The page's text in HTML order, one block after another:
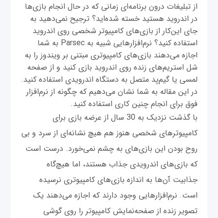
از تبلیغات درون برنامه‌ای زمانی که در حال انجام بازی‌ها
در اندروید هستید خسته شده‌اید؟ ترجیح نمی‌دهید به
جای این‌کار از بازی‌های کامپیوتر شخصی روی اندروید
استفاده کنید؟ نرم‌افزارهایی شبیه به Parsec به شما
اجازه می‌دهند بازی‌های کامپیوتری مبتنی بر ویندوز را به
شل استریم‌های زنده روی اندروید بازی کنید و از صفحه
لمسی یا گیم‌پد متصل به دستگاه اندرویدی استفاده کنید.
در این مقاله به شما نشان می‌دهیم که چگونه از نرم‌افزار
فوق برای انجام چنین کاری استفاده کنید.
با گذشت نزدیک به 30 سال از عرضه بازی‌ برای
کامپیوترهای شخصی هنوز هم هیچ نشانه‌ای از سرد و بی
روح بودن این باز‌ی‌های به چشم نمی‌خورد. درست است
که بازی‌های اندرویدی جذاب هستند، اما هیچ‌گاه
جذابیت آن‌ها به اندازه بازی‌های کامپیوتری نرسیده
است. نرم‌افزار‌هایی وجود دارند که اجازه می‌دهند یک
تصویر زنده از صفحه‌نمایش کامپیوتر را روی گوشی